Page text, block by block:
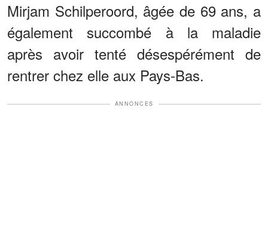
Mirjam Schilperoord, âgée de 69 ans, a
également succombé à la maladie
après avoir tenté désespérément de
rentrer chez elle aux Pays-Bas.
ANNONCES